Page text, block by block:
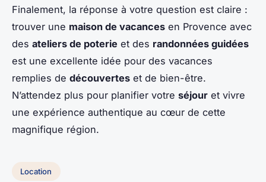
Finalement, la réponse à votre question est claire :
trouver une maison de vacances en Provence avec
des ateliers de poterie et des randonnées guidées
est une excellente idée pour des vacances
remplies de découvertes et de bien-être.
N’attendez plus pour planifier votre séjour et vivre
une expérience authentique au cœur de cette
magnifique région.
Location